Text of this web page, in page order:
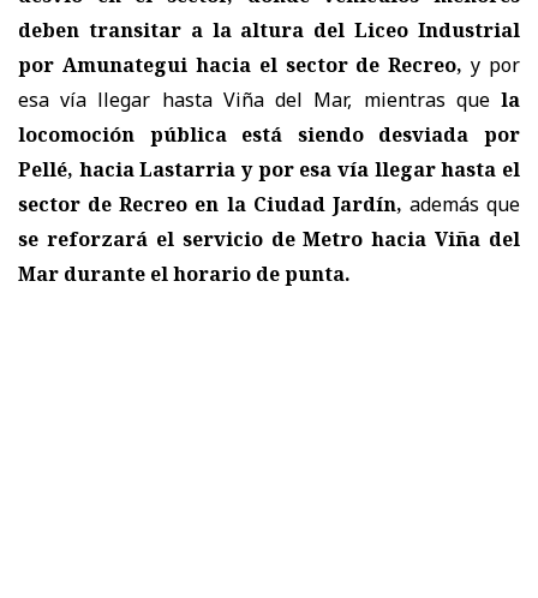
deben transitar a la altura del Liceo Industrial
por Amunategui hacia el sector de Recreo,y por
esa vía llegar hasta Viña del Mar, mientras quela
locomoción pública está siendo desviada por
Pellé, hacia Lastarria y por esa vía llegar hasta el
sector de Recreo en la Ciudad Jardín, además que
se reforzará el servicio de Metro hacia Viña del
Mar durante el horario de punta.